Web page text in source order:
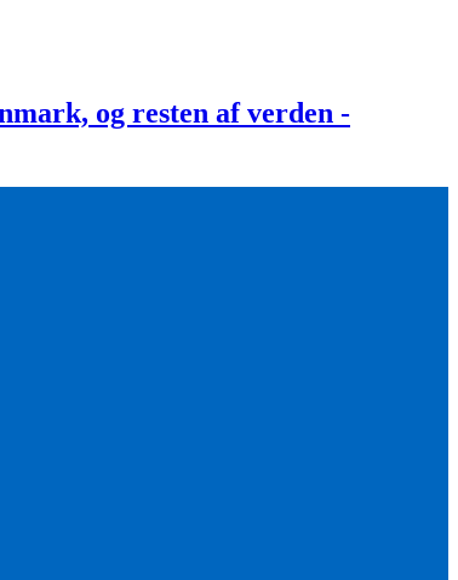
og resten af verden -